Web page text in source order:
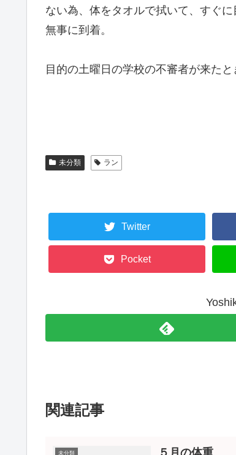
ない為、体をタオルで拭いて、すぐ
無事に到着。
目的の土曜日の学校の不審者が来た
未分類 ラン
Twitter
Pocket
関連記事
未分類 ５月の体重